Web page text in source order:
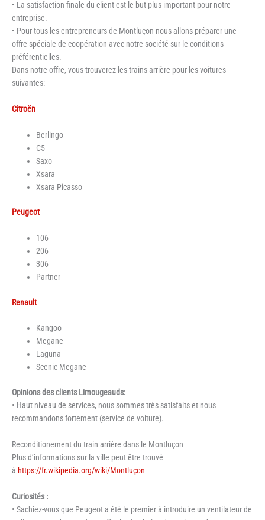
• La satisfaction finale du client est le but plus important pour notre
entreprise.
• Pour tous les entrepreneurs de Montluçon nous allons préparer une
offre spéciale de coopération avec notre société sur le conditions
préférentielles.
Dans notre offre, vous trouverez les trains arrière pour les voitures
suivantes:
Citroën
Berlingo
C5
Saxo
Xsara
Xsara Picasso
Peugeot
106
206
306
Partner
Renault
Kangoo
Megane
Laguna
Scenic Megane
Opinions des clients Limougeauds:
• Haut niveau de services, nous sommes très satisfaits et nous
recommandons fortement (service de voiture).
Reconditionement du train arrière dans le Montluçon
Plus d’informations sur la ville peut être trouvé
à https://fr.wikipedia.org/wiki/Montluçon
Curiosités :
• Sachiez-vous que Peugeot a été le premier à introduire un ventilateur de